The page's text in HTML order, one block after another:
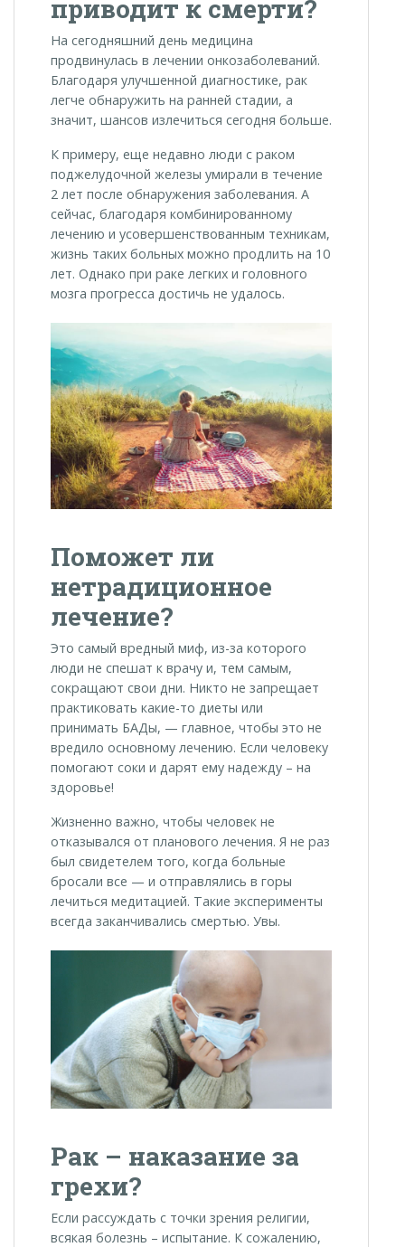
приводит к смерти?
На сегодняшний день медицина
продвинулась в лечении онкозаболеваний.
Благодаря улучшенной диагностике, рак
легче обнаружить на ранней стадии, а
значит, шансов излечиться сегодня больше.
К примеру, еще недавно люди с раком
поджелудочной железы умирали в течение
2 лет после обнаружения заболевания. А
сейчас, благодаря комбинированному
лечению и усовершенствованным техникам,
жизнь таких больных можно продлить на 10
лет. Однако при раке легких и головного
мозга прогресса достичь не удалось.
Поможет ли
нетрадиционное
лечение?
Это самый вредный миф, из-за которого
люди не спешат к врачу и, тем самым,
сокращают свои дни. Никто не запрещает
практиковать какие-то диеты или
принимать БАДы, — главное, чтобы это не
вредило основному лечению. Если человеку
помогают соки и дарят ему надежду – на
здоровье!
Жизненно важно, чтобы человек не
отказывался от планового лечения. Я не раз
был свидетелем того, когда больные
бросали все — и отправлялись в горы
лечиться медитацией. Такие эксперименты
всегда заканчивались смертью. Увы.
Рак – наказание за
грехи?
Если рассуждать с точки зрения религии,
всякая болезнь – испытание. К сожалению,